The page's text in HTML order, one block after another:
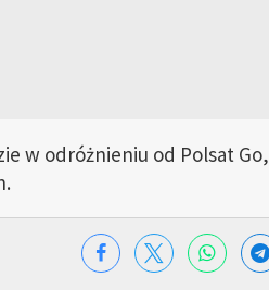
w odróżnieniu od Polsat Go,